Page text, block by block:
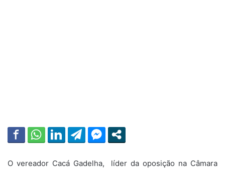
O vereador Cacá Gadelha, líder da oposição na Câmara